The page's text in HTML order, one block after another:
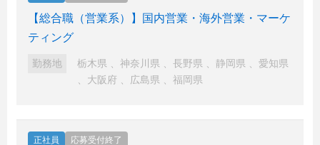
【総合職（営業系）】国内営業・海外営業・マーケ
ティング
勤務地 栃木県 神奈川県 長野県 静岡県
愛知県
大阪府 広島県 福岡県
正社員 応募受付終了